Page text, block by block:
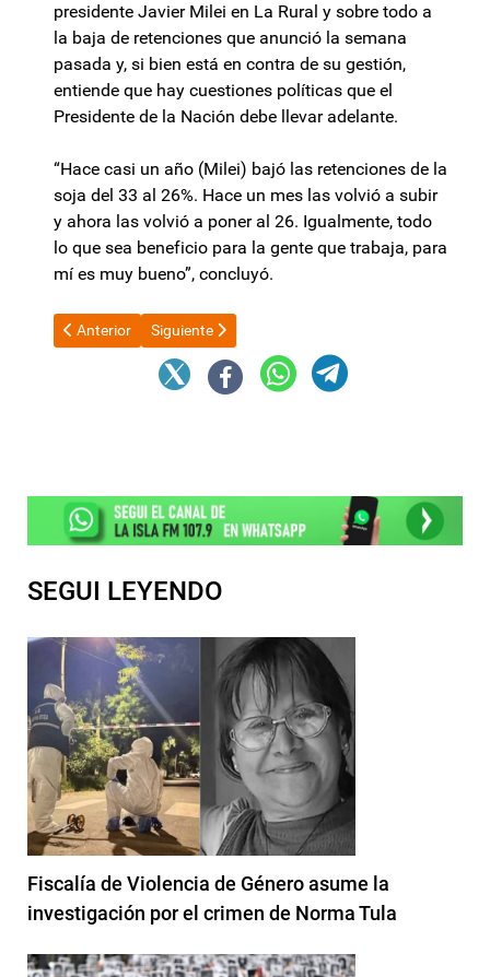
presidente Javier Milei en La Rural y sobre todo a
la baja de retenciones que anunció la semana
pasada y, si bien está en contra de su gestión,
entiende que hay cuestiones políticas que el
Presidente de la Nación debe llevar adelante.
“Hace casi un año (Milei) bajó las retenciones de la
soja del 33 al 26%. Hace un mes las volvió a subir
y ahora las volvió a poner al 26. Igualmente, todo
lo que sea beneficio para la gente que trabaja, para
mí es muy bueno”, concluyó.
Artículo anterior: Bullrich está “preparada” para ser candidata
Anterior Artículo siguiente: Karina Milei convocó a la
Siguiente
SEGUI LEYENDO
Fiscalía de Violencia de Género asume la
investigación por el crimen de Norma Tula